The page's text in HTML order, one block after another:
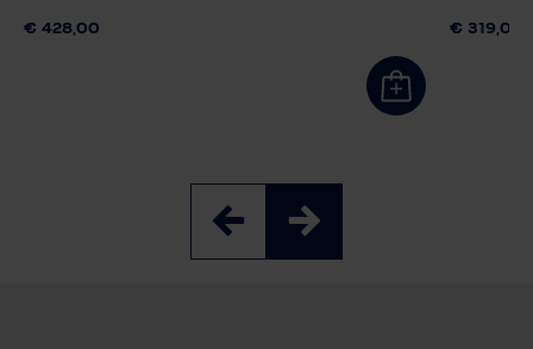
€ 428,00 € 319,00